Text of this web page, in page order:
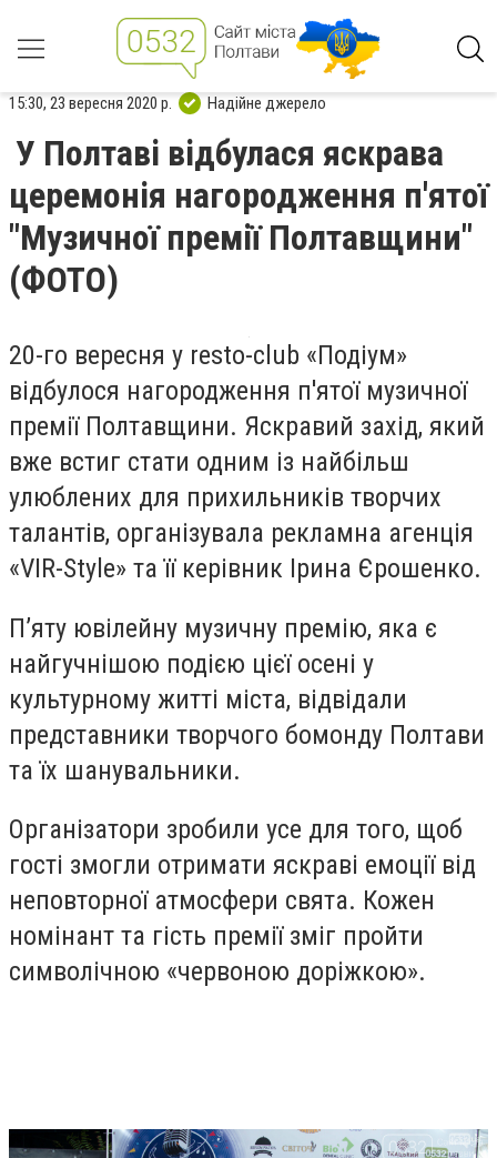
15:30, 23 вересня 2020 р. Надійне джерело
У Полтаві відбулася яскрава
церемонія нагородження п'ятої
"Музичної премії Полтавщини"
(ФОТО)
20-го вересня у resto-club «Подіум»
відбулося нагородження п'ятої музичної
премії Полтавщини. Яскравий захід, який
вже встиг стати одним із найбільш
улюблених для прихильників творчих
талантів, організувала рекламна агенція
«VIR-Style» та її керівник Ірина Єрошенко.
П’яту ювілейну музичну премію, яка є
найгучнішою подією цієї осені у
культурному житті міста, відвідали
представники творчого бомонду Полтави
та їх шанувальники.
Організатори зробили усе для того, щоб
гості змогли отримати яскраві емоції від
неповторної атмосфери свята. Кожен
номінант та гість премії зміг пройти
символічною «червоною доріжкою».